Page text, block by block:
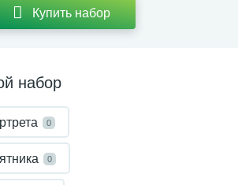
Купить набор
набор
0
0